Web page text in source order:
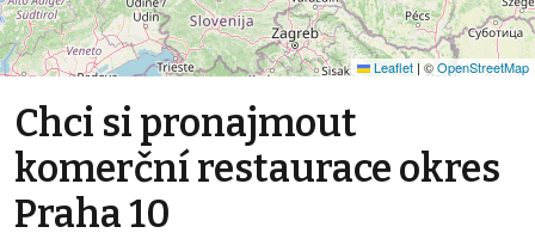
Leaflet | ©OpenStreetMap
Chci si pronajmout
komerční restaurace okres
Praha 10